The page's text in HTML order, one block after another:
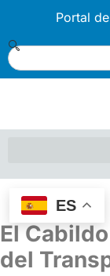
Portal
ES
El
del